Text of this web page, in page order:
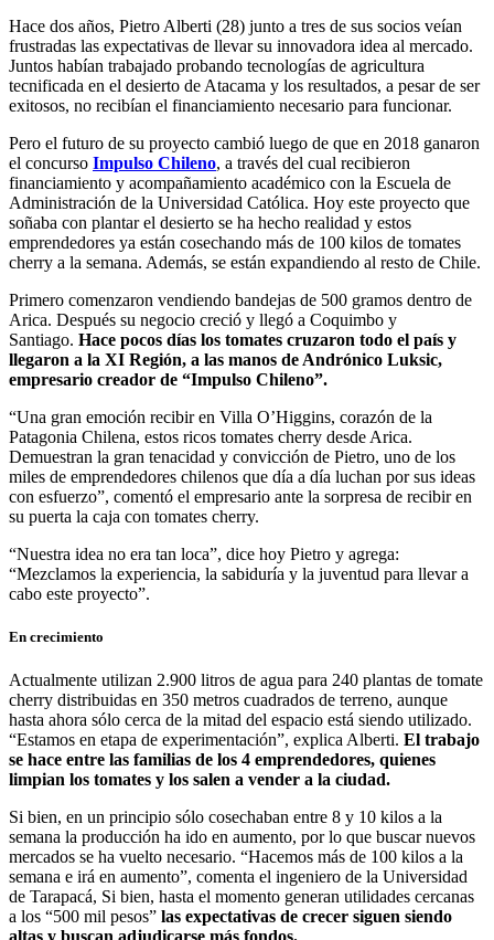
Hace dos años, Pietro Alberti (28) junto a tres de sus socios veían
frustradas las expectativas de llevar su innovadora idea al mercado.
Juntos habían trabajado probando tecnologías de agricultura
tecnificada en el desierto de Atacama y los resultados, a pesar de ser
exitosos, no recibían el financiamiento necesario para funcionar.
Pero el futuro de su proyecto cambió luego de que en 2018 ganaron
el concurso Impulso Chileno, a través del cual recibieron
financiamiento y acompañamiento académico con la Escuela de
Administración de la Universidad Católica. Hoy este proyecto que
soñaba con plantar el desierto se ha hecho realidad y estos
emprendedores ya están cosechando más de 100 kilos de tomates
cherry a la semana. Además, se están expandiendo al resto de Chile.
Primero comenzaron vendiendo bandejas de 500 gramos dentro de
Arica. Después su negocio creció y llegó a Coquimbo y
Santiago. Hace pocos días los tomates cruzaron todo el país y
llegaron a la XI Región, a las manos de Andrónico Luksic,
empresario creador de “Impulso Chileno”.
“Una gran emoción recibir en Villa O’Higgins, corazón de la
Patagonia Chilena, estos ricos tomates cherry desde Arica.
Demuestran la gran tenacidad y convicción de Pietro, uno de los
miles de emprendedores chilenos que día a día luchan por sus ideas
con esfuerzo”, comentó el empresario ante la sorpresa de recibir en
su puerta la caja con tomates cherry.
“Nuestra idea no era tan loca”, dice hoy Pietro y agrega:
“Mezclamos la experiencia, la sabiduría y la juventud para llevar a
cabo este proyecto”.
En crecimiento
Actualmente utilizan 2.900 litros de agua para 240 plantas de tomate
cherry distribuidas en 350 metros cuadrados de terreno, aunque
hasta ahora sólo cerca de la mitad del espacio está siendo utilizado.
“Estamos en etapa de experimentación”, explica Alberti. El trabajo
se hace entre las familias de los 4 emprendedores, quienes
limpian los tomates y los salen a vender a la ciudad.
Si bien, en un principio sólo cosechaban entre 8 y 10 kilos a la
semana la producción ha ido en aumento, por lo que buscar nuevos
mercados se ha vuelto necesario. “Hacemos más de 100 kilos a la
semana e irá en aumento”, comenta el ingeniero de la Universidad
de Tarapacá, Si bien, hasta el momento generan utilidades cercanas
a los “500 mil pesos” las expectativas de crecer siguen siendo